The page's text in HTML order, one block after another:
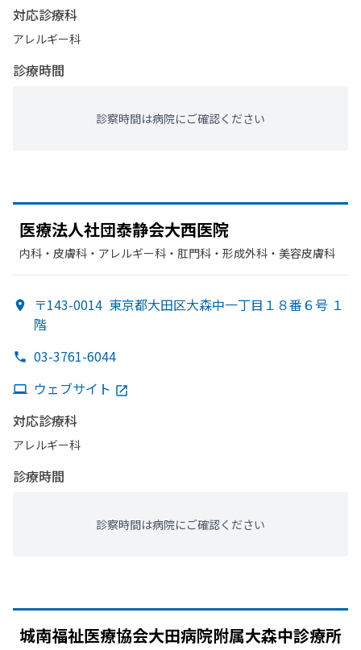
対応診療科
アレルギー科
診療時間
診察時間は病院にご確認ください
医療法人社団泰静会大西医院
内科・​皮膚科・​アレルギー科・​肛門科・​形成外科・​美容皮膚科
〒143-0014 東京都大田区大森中一丁目１８番６号 １
階
03-3761-6044
ウェブサイト
対応診療科
アレルギー科
診療時間
診察時間は病院にご確認ください
城南福祉医療協会大田病院附属大森中診療所